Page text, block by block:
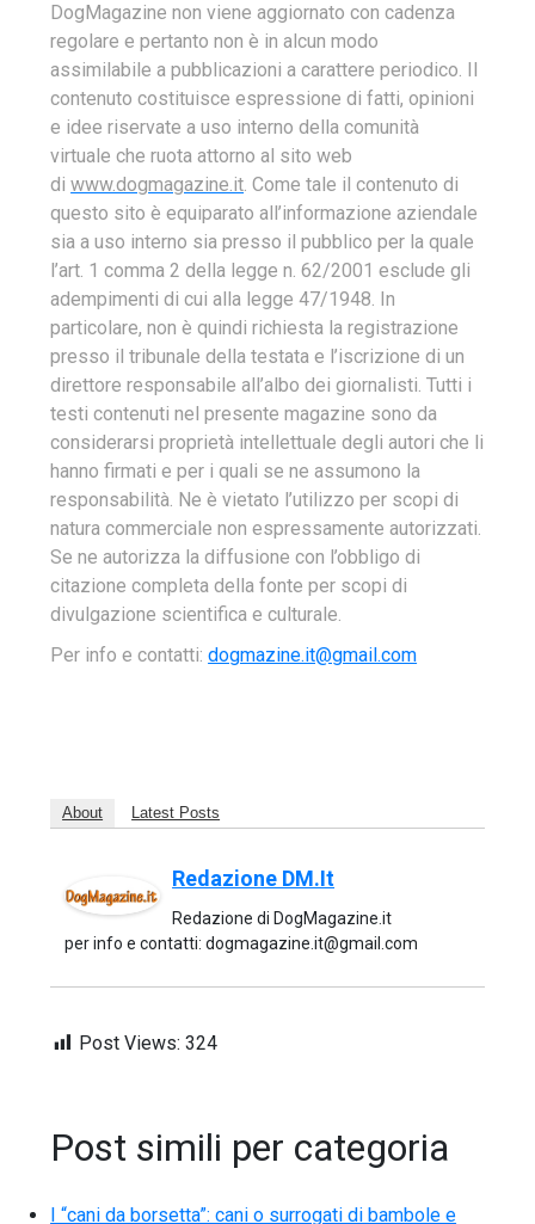
DogMagazine non viene aggiornato con cadenza
regolare e pertanto non è in alcun modo
assimilabile a pubblicazioni a carattere periodico. Il
contenuto costituisce espressione di fatti, opinioni
e idee riservate a uso interno della comunità
virtuale che ruota attorno al sito web
diwww.dogmagazine.it. Come tale il contenuto di
questo sito è equiparato all’informazione aziendale
sia a uso interno sia presso il pubblico per la quale
l’art. 1 comma 2 della legge n. 62/2001 esclude gli
adempimenti di cui alla legge 47/1948. In
particolare, non è quindi richiesta la registrazione
presso il tribunale della testata e l’iscrizione di un
direttore responsabile all’albo dei giornalisti. Tutti i
testi contenuti nel presente magazine sono da
considerarsi proprietà intellettuale degli autori che li
hanno firmati e per i quali se ne assumono la
responsabilità. Ne è vietato l’utilizzo per scopi di
natura commerciale non espressamente autorizzati.
Se ne autorizza la diffusione con l’obbligo di
citazione completa della fonte per scopi di
divulgazione scientifica e culturale.
Per info e contatti:dogmazine.it@gmail.com
About Latest Posts
Redazione DM.it
Redazione di DogMagazine.it
per info e contatti: dogmagazine.it@gmail.com
Post Views: 324
Post simili per categoria
I “cani da borsetta”: cani o surrogati di bambole e